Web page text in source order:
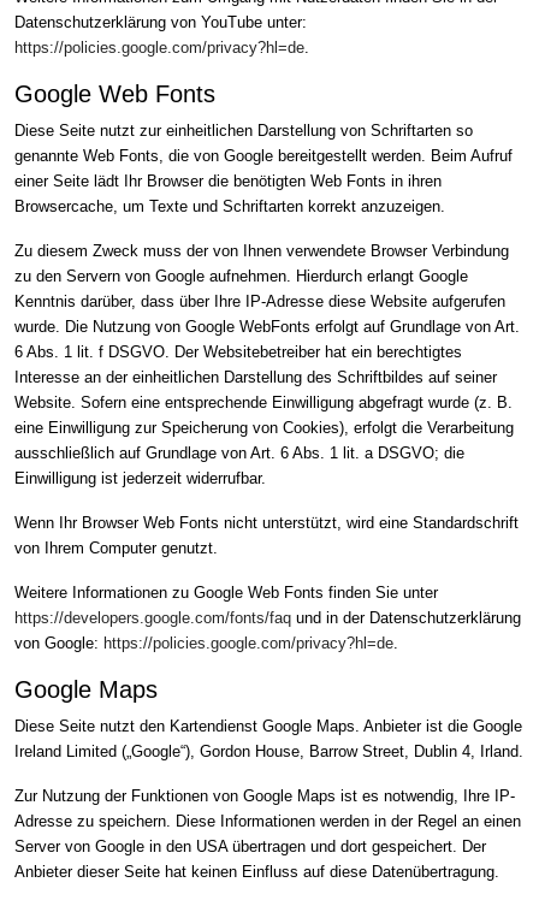
Datenschutzerklärung von YouTube unter:
https://policies.google.com/privacy?hl=de.
Google Web Fonts
Diese Seite nutzt zur einheitlichen Darstellung von Schriftarten so
genannte Web Fonts, die von Google bereitgestellt werden. Beim Aufruf
einer Seite lädt Ihr Browser die benötigten Web Fonts in ihren
Browsercache, um Texte und Schriftarten korrekt anzuzeigen.
Zu diesem Zweck muss der von Ihnen verwendete Browser Verbindung
zu den Servern von Google aufnehmen. Hierdurch erlangt Google
Kenntnis darüber, dass über Ihre IP-Adresse diese Website aufgerufen
wurde. Die Nutzung von Google WebFonts erfolgt auf Grundlage von Art.
6 Abs. 1 lit. f DSGVO. Der Websitebetreiber hat ein berechtigtes
Interesse an der einheitlichen Darstellung des Schriftbildes auf seiner
Website. Sofern eine entsprechende Einwilligung abgefragt wurde (z. B.
eine Einwilligung zur Speicherung von Cookies), erfolgt die Verarbeitung
ausschließlich auf Grundlage von Art. 6 Abs. 1 lit. a DSGVO; die
Einwilligung ist jederzeit widerrufbar.
Wenn Ihr Browser Web Fonts nicht unterstützt, wird eine Standardschrift
von Ihrem Computer genutzt.
Weitere Informationen zu Google Web Fonts finden Sie unter
https://developers.google.com/fonts/faq und in der Datenschutzerklärung
von Google: https://policies.google.com/privacy?hl=de.
Google Maps
Diese Seite nutzt den Kartendienst Google Maps. Anbieter ist die Google
Ireland Limited („Google“), Gordon House, Barrow Street, Dublin 4, Irland.
Zur Nutzung der Funktionen von Google Maps ist es notwendig, Ihre IP-
Adresse zu speichern. Diese Informationen werden in der Regel an einen
Server von Google in den USA übertragen und dort gespeichert. Der
Anbieter dieser Seite hat keinen Einfluss auf diese Datenübertragung.